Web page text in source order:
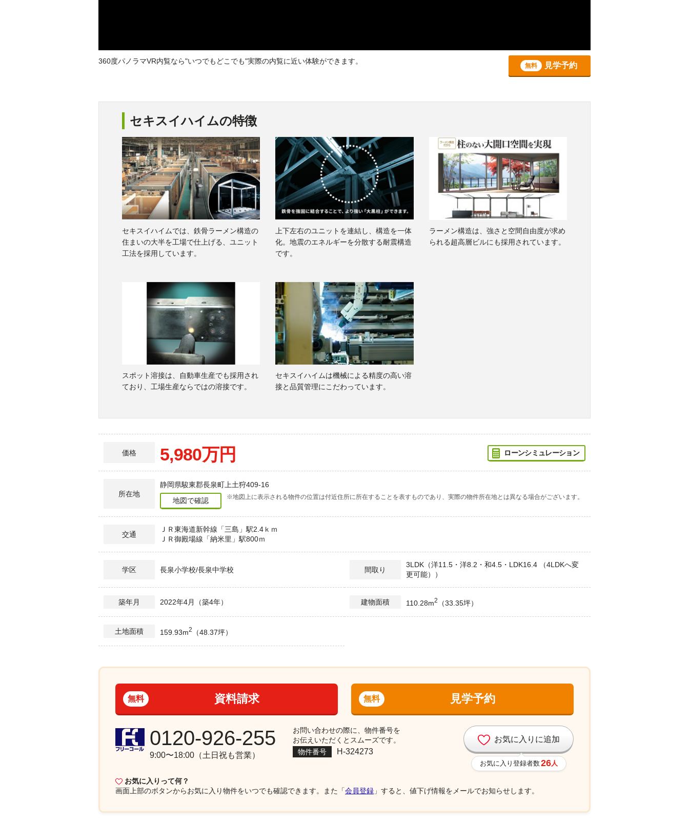
360度パノラマVR内覧なら"いつでもどこでも"実際の内覧に近い体験ができます。
無料 見学予約
セキスイハイムの特徴
セキスイハイムでは、鉄骨ラーメン構造の
住まいの大半を工場で仕上げる、ユニット
工法を採用しています。
上下左右のユニットを連結し、構造を一体
化。地震のエネルギーを分散する耐震構造
です。
ラーメン構造は、強さと空間自由度が求め
られる超高層ビルにも採用されています。
スポット溶接は、自動車生産でも採用され
ており、工場生産ならではの溶接です。
セキスイハイムは機械による精度の高い溶
接と品質管理にこだわっています。
価格 5,980万円 ローンシミュレーション
所在地
静岡県駿東郡長泉町上土狩409-16
地図で確認
※地図上に表示される物件の位置は付近住所に所在することを表すものであり、実際の物件所在地とは異なる場合がございます。
交通
ＪＲ東海道新幹線「三島」駅2.4ｋｍ
ＪＲ御殿場線「納米里」駅800ｍ
学区 長泉小学校/長泉中学校 間取り
3LDK（洋11.5・洋8.2・和4.5・LDK16.4 （4LDKへ変
更可能））
築年月 2022年4月（築4年） 建物面積 110.28m2 （33.35坪）
土地面積 159.93m2 （48.37坪）
資料請求
無料 見学予約
無料
お気に入りに追加
お気に入り登録者数26人
お気に入りって何？
画面上部のボタンからお気に入り物件をいつでも確認できます。また「会員登録 」すると、値下げ情報をメールでお知らせします。
0120-926-255
9:00〜18:00（土日祝も営業）
お問い合わせの際に、物件番号を
お伝えいただくとスムーズです。
物件番号
H-324273